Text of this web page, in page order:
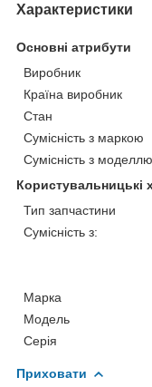
Характеристики
Основні атрибути
Виробник
Країна виробник
Стан
Сумісність з маркою
Сумісність з моделлю
Користувальницькі
Тип запчастини
Сумісність з:
Марка
Модель
Серія
Приховати